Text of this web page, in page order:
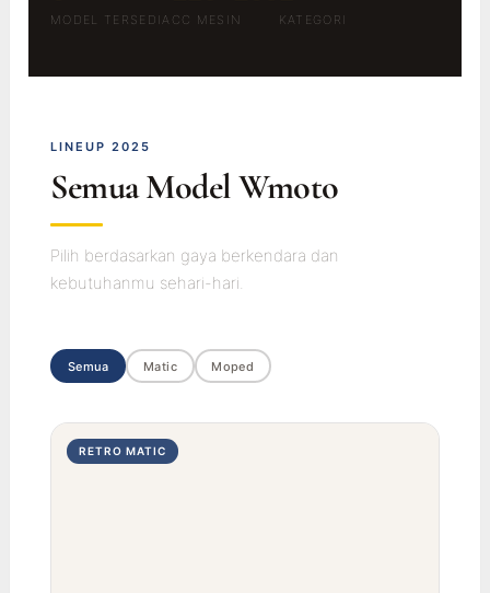
MODEL TERSEDIA CC MESIN KATEGORI
LINEUP 2025
Semua Model Wmoto
Pilih berdasarkan gaya berkendara dan
kebutuhanmu sehari-hari.
Semua Matic Moped
RETRO MATIC